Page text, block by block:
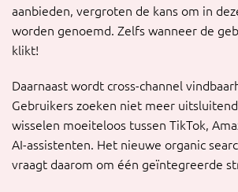
aanbieden, vergroten de kans om in
worden genoemd. Zelfs wanneer de
klikt!
Daarnaast wordt cross-channel
Gebruikers zoeken niet meer
wisselen moeiteloos tussen TikTok,
AI-assistenten. Het nieuwe organic
vraagt daarom om één geïntegreerde